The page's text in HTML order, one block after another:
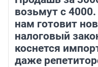
возьмут с
нам готовит
налоговый
коснется
даже